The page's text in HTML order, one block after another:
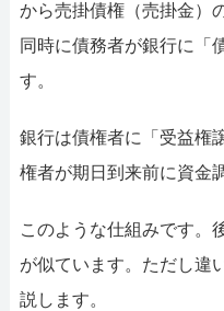
から売掛債権（売掛金）
同時に債務者が銀行に「
す。
銀行は債権者に「受益権
権者が期日到来前に資金
このような仕組みです。
が似ています。ただし違
説します。